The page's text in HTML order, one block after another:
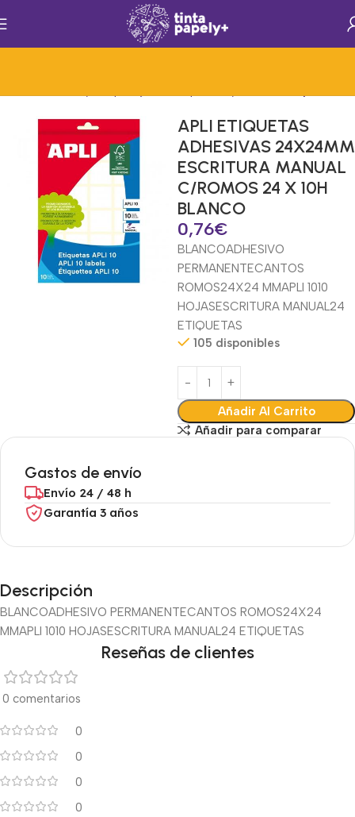
APLI ETIQUETAS
ADHESIVAS 24X24MM
ESCRITURA MANUAL
C/ROMOS 24 X 10H
BLANCO
0,76€
BLANCOADHESIVO
PERMANENTECANTOS
ROMOS24X24 MMAPLI 1010
HOJASESCRITURA MANUAL24
ETIQUETAS
105 disponibles
Añadir Al Carrito
Añadir para comparar
Gastos de envío
Envío 24 / 48 h
Garantía 3 años
Descripción
BLANCOADHESIVO PERMANENTECANTOS ROMOS24X24
MMAPLI 1010 HOJASESCRITURA MANUAL24 ETIQUETAS
Reseñas de clientes
0 comentarios
0
0
0
0